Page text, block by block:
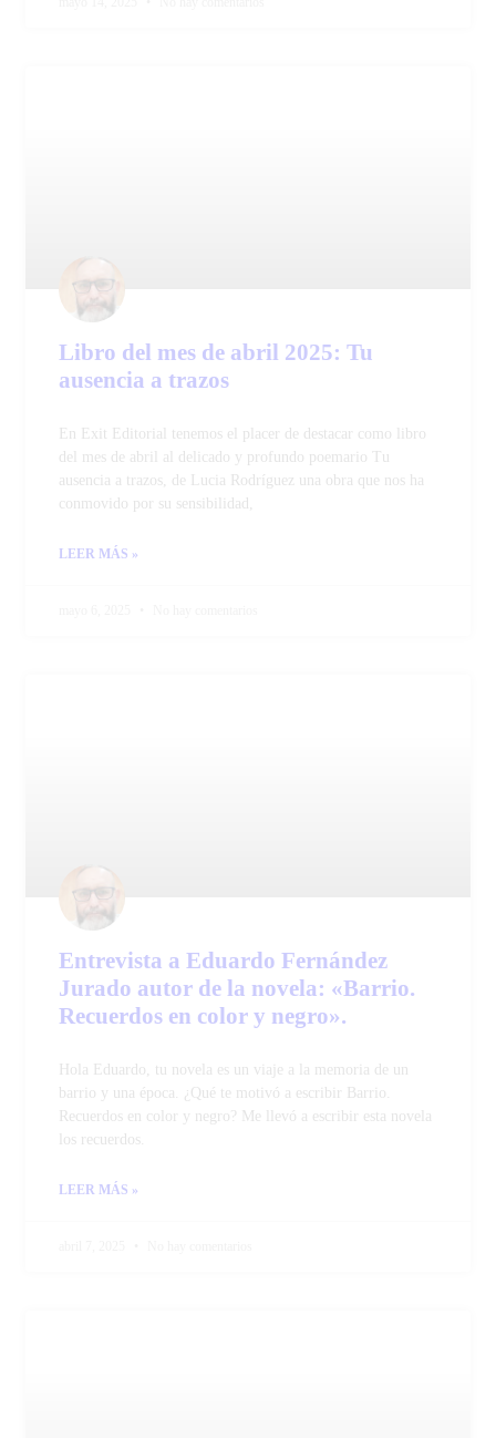
Libro del mes de abril 2025: Tu
ausencia a trazos
En Exit Editorial tenemos el placer de destacar como libro
del mes de abril al delicado y profundo poemario Tu
ausencia a trazos, de Lucia Rodríguez una obra que nos ha
conmovido por su sensibilidad,
LEER MÁS »
Entrevista a Eduardo Fernández
Jurado autor de la novela: «Barrio.
Recuerdos en color y negro».
Hola Eduardo, tu novela es un viaje a la memoria de un
barrio y una época. ¿Qué te motivó a escribir Barrio.
Recuerdos en color y negro? Me llevó a escribir esta novela
los recuerdos.
LEER MÁS »